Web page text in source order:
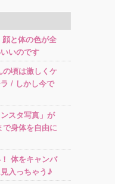
と体の色が全
いのです
頃は激しくケ
/ しかし今で
スタ写真」が
で身体を自由に
体をキャンバ
入っちゃう♪